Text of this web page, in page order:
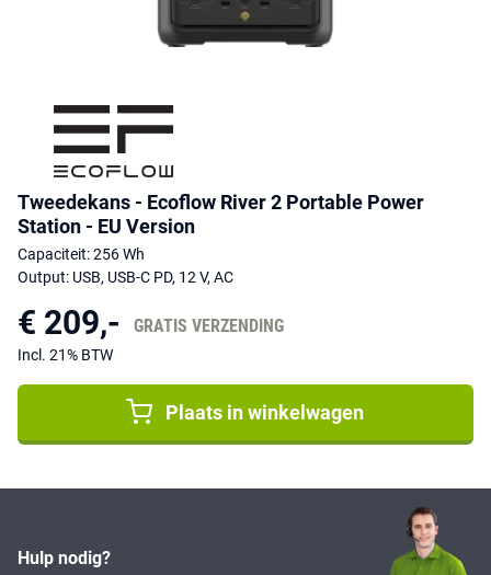
Tweedekans - Ecoflow River 2 Portable Power
Station - EU Version
Capaciteit: 256 Wh
Output: USB, USB-C PD, 12 V, AC
€ 209,- GRATIS VERZENDING
Incl. 21% BTW
Plaats in winkelwagen
Hulp nodig?